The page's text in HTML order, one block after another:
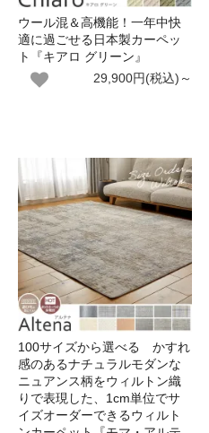
ウール混＆高機能！一年中快
適に過ごせる日本製カーペッ
ト『キアロ グリーン』
29,900円(税込)～
100サイズから選べる かすれ
感のあるナチュラルモダンな
ニュアンス柄をウィルトン織
りで表現した、1cm単位でサ
イズオーダーできるウィルト